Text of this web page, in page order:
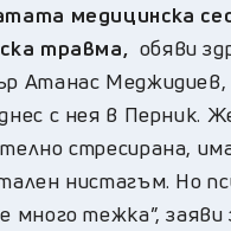
медицинска
травма, обяви
Атанас Меджидиев,
с нея в Перник.
стресирана,
нистагъм. Но
много тежка”, заяви